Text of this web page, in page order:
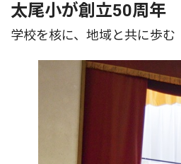
太尾小が創立50周年
学校を核に、地域と共に歩む